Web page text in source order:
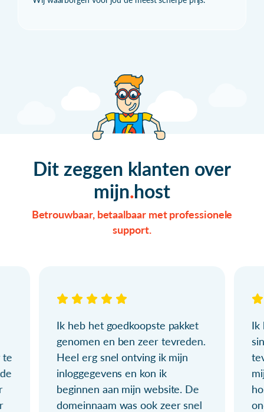
Dit zeggen klanten over
mijn host
Betrouwbaar, betaalbaar met professionele
support.
te
Ik heb het goedkoopste pakket
genomen en ben zeer tevreden.
Heel erg snel ontving ik mijn
inloggegevens en kon ik
beginnen aan mijn website. De
domeinnaam was ook zeer snel
Ik